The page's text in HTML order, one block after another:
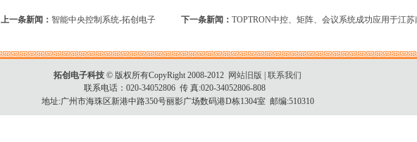
上一条新闻： 智能中央控制系统-拓创电子 下一条新闻： TOPTRON中控、矩阵、会议系统成功应用于江
拓创电子科技 © 版权所有CopyRight 2008-2012 网站旧版
联系我们
联系电话：020-34052806 传 真:020-34052806-808
地址:广州市海珠区新港中路350号丽影广场数码港D栋1304室 邮编:510310